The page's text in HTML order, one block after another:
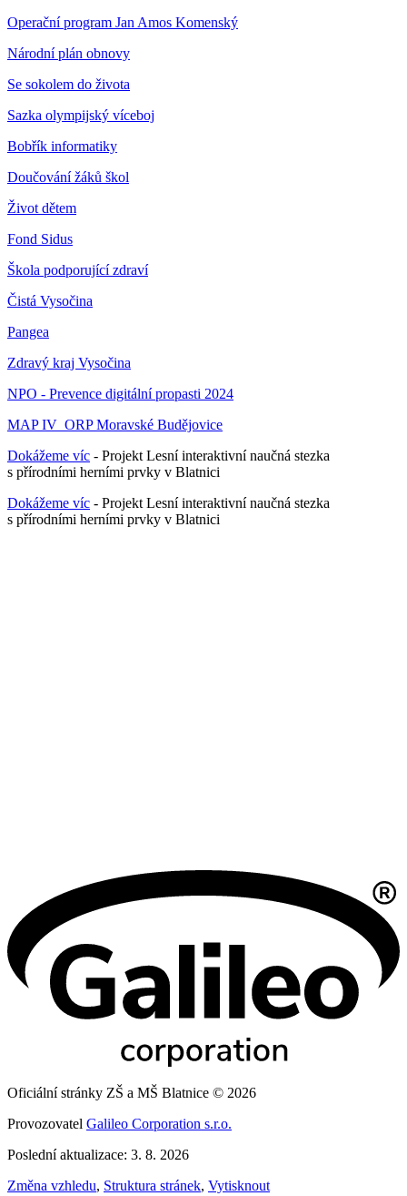
Operační program Jan Amos Komenský
Národní plán obnovy
Se sokolem do života
Sazka olympijský víceboj
Bobřík informatiky
Doučování žáků škol
Život dětem
Fond Sidus
Škola podporující zdraví
Čistá Vysočina
Pangea
Zdravý kraj Vysočina
NPO - Prevence digitální propasti 2024
MAP IV_ORP Moravské Budějovice
Dokážeme víc - Projekt Lesní interaktivní naučná stezka
s přírodními herními prvky v Blatnici
Dokážeme víc - Projekt Lesní interaktivní naučná stezka
s přírodními herními prvky v Blatnici
Oficiální stránky ZŠ a MŠ Blatnice © 2026
Provozovatel Galileo Corporation s.r.o.
Poslední aktualizace: 3. 8. 2026
Změna vzhledu, Struktura stránek, Vytisknout